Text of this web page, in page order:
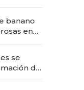
banano
en
se
de